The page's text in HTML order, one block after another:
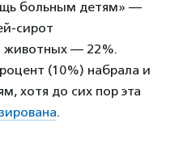
больным детям» —
сирот
животных — 22%.
(10%) набрала и
хотя до сих пор эта
.